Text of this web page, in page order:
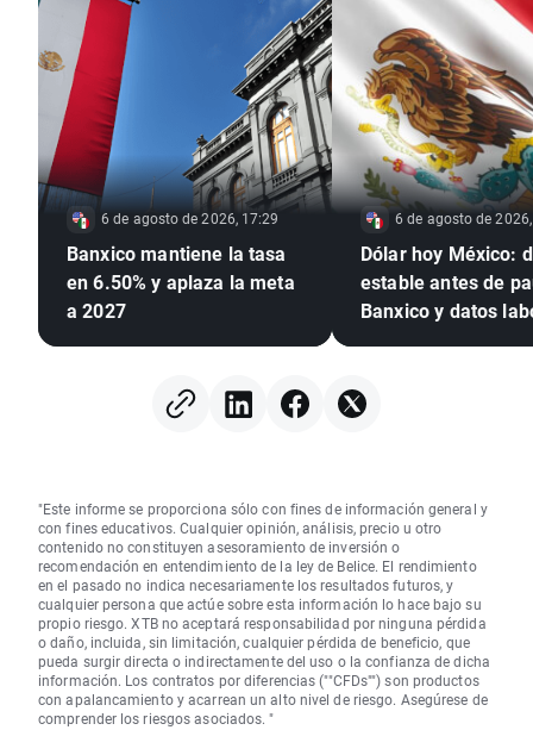
6 de agosto de 2026, 17:29
Banxico mantiene la tasa
en 6.50% y aplaza la meta
a 2027
6 de agosto de
Dólar hoy México:
estable antes de
Banxico y datos
"Este informe se proporciona sólo con fines de información general y
con fines educativos. Cualquier opinión, análisis, precio u otro
contenido no constituyen asesoramiento de inversión o
recomendación en entendimiento de la ley de Belice. El rendimiento
en el pasado no indica necesariamente los resultados futuros, y
cualquier persona que actúe sobre esta información lo hace bajo su
propio riesgo. XTB no aceptará responsabilidad por ninguna pérdida
o daño, incluida, sin limitación, cualquier pérdida de beneficio, que
pueda surgir directa o indirectamente del uso o la confianza de dicha
información. Los contratos por diferencias (""CFDs"") son productos
con apalancamiento y acarrean un alto nivel de riesgo. Asegúrese de
comprender los riesgos asociados. "